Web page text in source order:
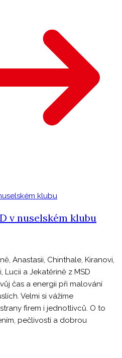
v nuselském klubu
Anastasii, Chinthale, Kiranovi,
Lucii a Jekatěrině z MSD
čas a energii při malování
Velmi si vážíme
firem i jednotlivců. O to
pečlivostí a dobrou